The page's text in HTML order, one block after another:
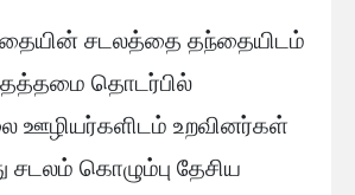
சடலத்தை தந்தையிடம்
தொடர்பில்
ஊழியர்களிடம் உறவினர்கள்
சடலம் கொழும்பு தேசிய